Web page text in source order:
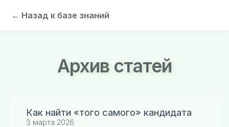
← Назад к базе знаний
Архив статей
Как найти «того самого» кандидата
3 марта 2026